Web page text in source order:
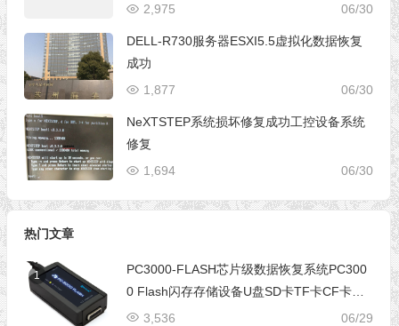
06/30
2,975
DELL-R730服务器ESXI5.5虚拟化数据恢复
成功
06/30
1,877
NeXTSTEP系统损坏修复成功工控设备系统
修复
06/30
1,694
热门文章
1
PC3000-FLASH芯片级数据恢复系统PC300
0 Flash闪存存储设备U盘SD卡TF卡CF卡芯
片级数据恢复设备
06/29
3,536